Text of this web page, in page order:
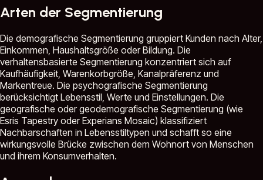
Arten der Segmentierung
Die demografische Segmentierung gruppiert Kunden nach Alter,
Einkommen, Haushaltsgröße oder Bildung. Die
verhaltensbasierte Segmentierung konzentriert sich auf
Kaufhäufigkeit, Warenkorbgröße, Kanalpräferenz und
Markentreue. Die psychografische Segmentierung
berücksichtigt Lebensstil, Werte und Einstellungen. Die
geografische oder geodemografische Segmentierung (wie
Esris Tapestry oder Experians Mosaic) klassifiziert
Nachbarschaften in Lebensstiltypen und schafft so eine
wirkungsvolle Brücke zwischen dem Wohnort von Menschen
und ihrem Konsumverhalten.